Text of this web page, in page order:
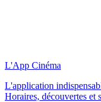
L'App Cinéma
L'application
Horaires, découvertes et